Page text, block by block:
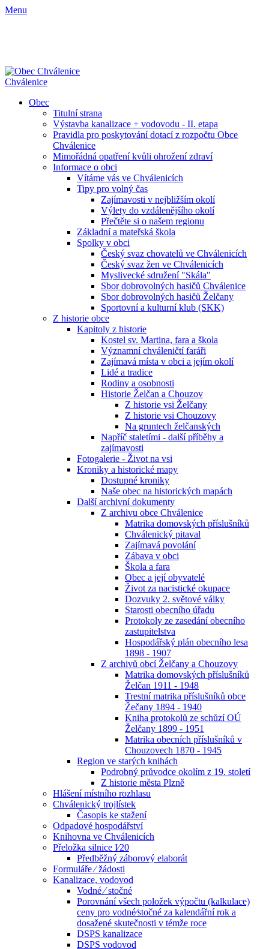
Menu
Chválenice
Obec
Titulní strana
Výstavba kanalizace + vodovodu - II. etapa
Pravidla pro poskytování dotací z rozpočtu Obce
Chválenice
Mimořádná opatření kvůli ohrožení zdraví
Informace o obci
Vítáme vás ve Chválenicích
Tipy pro volný čas
Zajímavosti v nejbližším okolí
Výlety do vzdálenějšího okolí
Přečtěte si o našem regionu
Základní a mateřská škola
Spolky v obci
Český svaz chovatelů ve Chválenicích
Český svaz žen ve Chválenicích
Myslivecké sdružení "Skála"
Sbor dobrovolných hasičů Chválenice
Sbor dobrovolných hasičů Želčany
Sportovní a kulturní klub (SKK)
Z historie obce
Kapitoly z historie
Kostel sv. Martina, fara a škola
Významní chváleničtí faráři
Zajímavá místa v obci a jejím okolí
Lidé a tradice
Rodiny a osobnosti
Historie Želčan a Chouzov
Z historie vsi Želčany
Z historie vsi Chouzovy
Na gruntech želčanských
Napříč staletími - další příběhy a
zajímavosti
Fotogalerie - Život na vsi
Kroniky a historické mapy
Dostupné kroniky
Naše obec na historických mapách
Další archivní dokumenty
Z archivu obce Chválenice
Matrika domovských příslušníků
Chválenický pitaval
Zajímavá povolání
Zábava v obci
Škola a fara
Obec a její obyvatelé
Život za nacistické okupace
Dozvuky 2. světové války
Starosti obecního úřadu
Protokoly ze zasedání obecního
zastupitelstva
Hospodářský plán obecního lesa
1898 - 1907
Z archivů obcí Želčany a Chouzovy
Matrika domovských příslušníků
Želčan 1911 - 1948
Trestní matrika příslušníků obce
Žečany 1894 - 1940
Kniha protokolů ze schůzí OÚ
Želčany 1899 - 1951
Matrika obecních příslušníků v
Chouzovech 1870 - 1945
Region ve starých knihách
Podrobný průvodce okolím z 19. století
Z historie města Plzně
Hlášení místního rozhlasu
Chválenický trojlístek
Časopis ke stažení
Odpadové hospodářství
Knihovna ve Chválenicích
Přeložka silnice I⁄20
Předběžný záborový elaborát
Formuláře ⁄ žádosti
Kanalizace, vodovod
Vodné ⁄ stočné
Porovnání všech položek výpočtu (kalkulace)
ceny pro vodné⁄stočné za kalendářní rok a
dosažené skutečnosti v témže roce
DSPS kanalizace
DSPS vodovod